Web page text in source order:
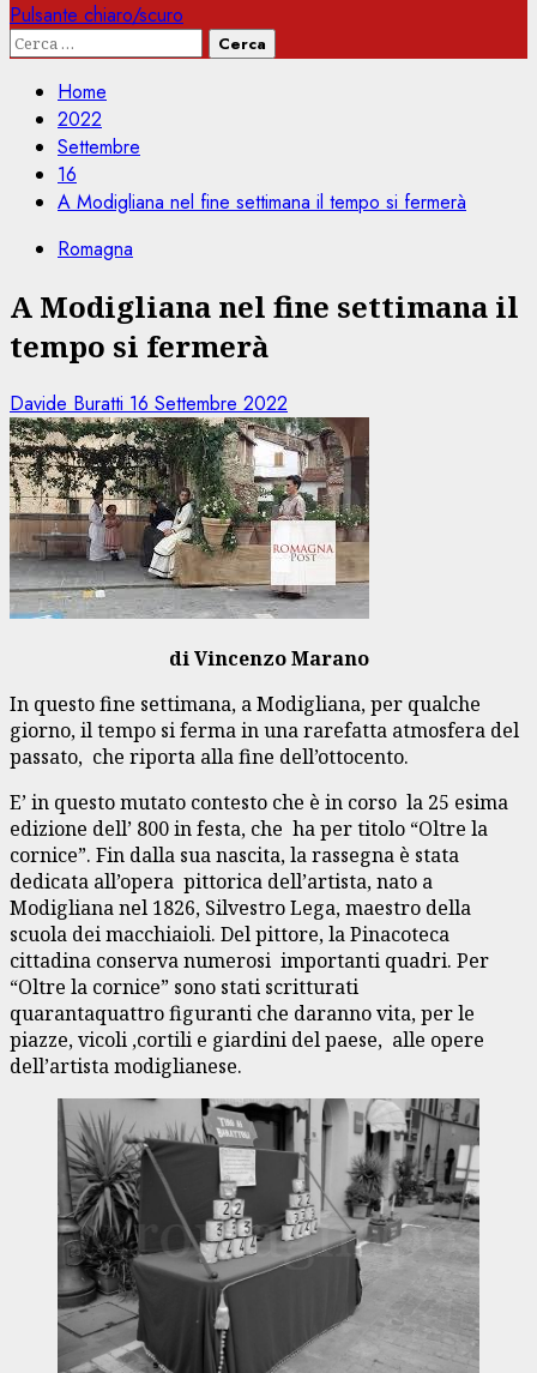
Pulsante chiaro/scuro
Ricerca
Home
2022
Settembre
16
A Modigliana nel fine settimana il tempo si fermerà
Romagna
A Modigliana nel fine settimana il
tempo si fermerà
Davide Buratti 16 Settembre 2022
di Vincenzo Marano
In questo fine settimana, a Modigliana, per qualche
giorno, il tempo si ferma in una rarefatta atmosfera del
passato, che riporta alla fine dell’ottocento.
E’ in questo mutato contesto che è in corso la 25 esima
edizione dell’ 800 in festa, che ha per titolo “Oltre la
cornice”. Fin dalla sua nascita, la rassegna è stata
dedicata all’opera pittorica dell’artista, nato a
Modigliana nel 1826, Silvestro Lega, maestro della
scuola dei macchiaioli. Del pittore, la Pinacoteca
cittadina conserva numerosi importanti quadri. Per
“Oltre la cornice” sono stati scritturati
quarantaquattro figuranti che daranno vita, per le
piazze, vicoli ,cortili e giardini del paese, alle opere
dell’artista modiglianese.